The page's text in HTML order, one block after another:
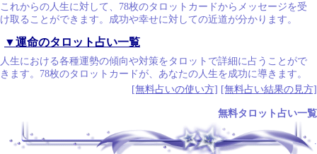
これからの人生に対して、78枚のタロットカードからメッセージを受
け取ることができます。成功や幸せに対しての近道が分かります。
▼運命のタロット占い一覧
人生における各種運勢の傾向や対策をタロットで詳細に占うことがで
きます。78枚のタロットカードが、あなたの人生を成功に導きます。
[無料占いの使い方] [無料占い結果の見方]
無料タロット占い一覧